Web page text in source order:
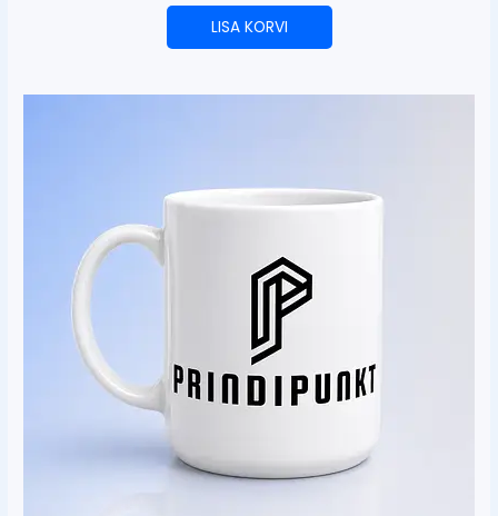
LISA KORVI